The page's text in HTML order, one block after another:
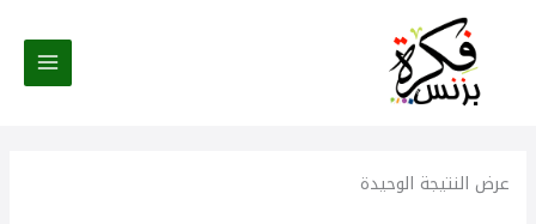
عرض النتيجة الوحيدة